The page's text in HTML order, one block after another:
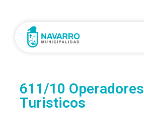
611/10 Operadores
Turisticos